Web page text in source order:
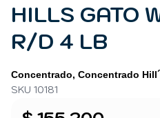
HILLS GATO
R/D 4 LB
Concentrado, Concentrado
SKU 10181